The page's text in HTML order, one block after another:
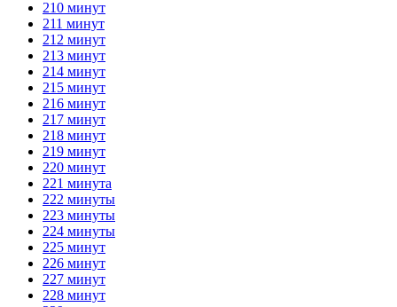
210 минут
211 минут
212 минут
213 минут
214 минут
215 минут
216 минут
217 минут
218 минут
219 минут
220 минут
221 минута
222 минуты
223 минуты
224 минуты
225 минут
226 минут
227 минут
228 минут